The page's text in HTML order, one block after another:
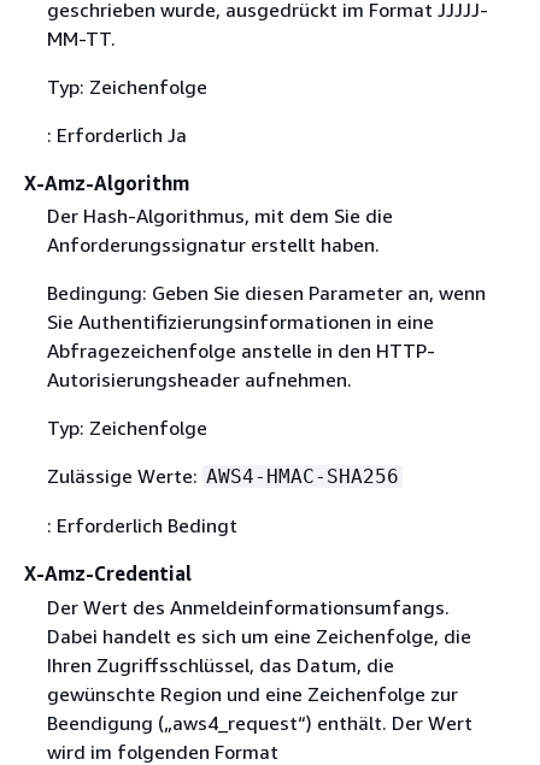
geschrieben wurde, ausgedrückt im Format JJJJJ-
MM-TT.
Typ: Zeichenfolge
: Erforderlich Ja
X-Amz-Algorithm
Der Hash-Algorithmus, mit dem Sie die
Anforderungssignatur erstellt haben.
Bedingung: Geben Sie diesen Parameter an, wenn
Sie Authentifizierungsinformationen in eine
Abfragezeichenfolge anstelle in den HTTP-
Autorisierungsheader aufnehmen.
Typ: Zeichenfolge
Zulässige Werte: AWS4-HMAC-SHA256
: Erforderlich Bedingt
X-Amz-Credential
Der Wert des Anmeldeinformationsumfangs.
Dabei handelt es sich um eine Zeichenfolge, die
Ihren Zugriffsschlüssel, das Datum, die
gewünschte Region und eine Zeichenfolge zur
Beendigung („aws4_request“) enthält. Der Wert
wird im folgenden Format